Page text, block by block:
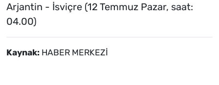
Arjantin - İsviçre (12 Temmuz Pazar, saat:
04.00)
Kaynak: HABER MERKEZİ